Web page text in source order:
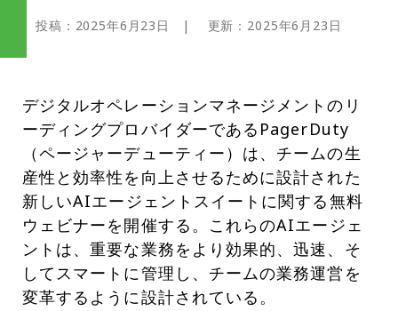
投稿： 2025年6月23日 | 更新： 2025年6月23日
デジタルオペレーションマネージメントのリ
ーディングプロバイダーであるPagerDuty
（ページャーデューティー）は、チームの生
産性と効率性を向上させるために設計された
新しいAIエージェントスイートに関する無料
ウェビナーを開催する。これらのAIエージェ
ントは、重要な業務をより効果的、迅速、そ
してスマートに管理し、チームの業務運営を
変革するように設計されている。